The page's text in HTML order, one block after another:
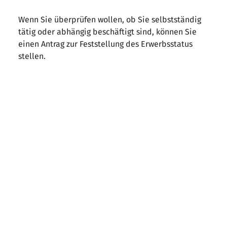
Wenn Sie überprüfen wollen, ob Sie selbstständig
tätig oder abhängig beschäftigt sind, können Sie
einen Antrag zur Feststellung des Erwerbsstatus
stellen.